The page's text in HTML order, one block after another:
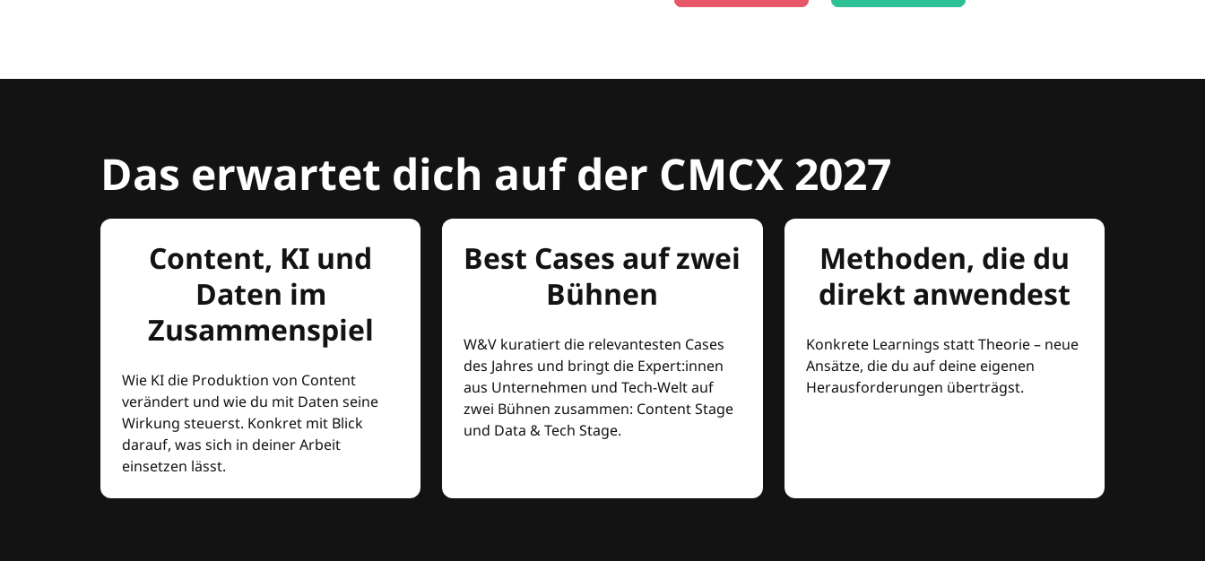
Das erwartet dich auf der CMCX 2027
Content, KI und
Daten im
Zusammenspiel
Wie KI die Produktion von Content
verändert und wie du mit Daten seine
Wirkung steuerst. Konkret mit Blick
darauf, was sich in deiner Arbeit
einsetzen lässt.
Best Cases auf zwei
Bühnen
W&V kuratiert die relevantesten Cases
des Jahres und bringt die Expert:innen
aus Unternehmen und Tech-Welt auf
zwei Bühnen zusammen: Content Stage
und Data & Tech Stage.
Methoden, die du
direkt anwendest
Konkrete Learnings statt Theorie – neue
Ansätze, die du auf deine eigenen
Herausforderungen überträgst.